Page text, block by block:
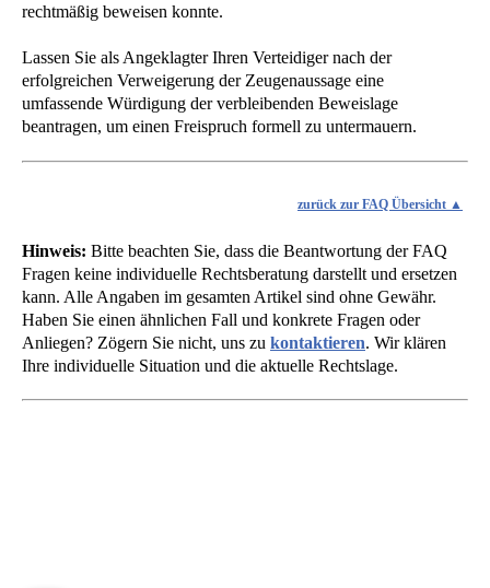
rechtmäßig beweisen konnte.
Lassen Sie als Angeklagter Ihren Verteidiger nach der
erfolgreichen Verweigerung der Zeugenaussage eine
umfassende Würdigung der verbleibenden Beweislage
beantragen, um einen Freispruch formell zu untermauern.
zurück zur FAQ Übersicht
Hinweis: Bitte beachten Sie, dass die Beantwortung der FAQ
Fragen keine individuelle Rechtsberatung darstellt und ersetzen
kann. Alle Angaben im gesamten Artikel sind ohne Gewähr.
Haben Sie einen ähnlichen Fall und konkrete Fragen oder
Anliegen? Zögern Sie nicht, uns zu kontaktieren. Wir klären
Ihre individuelle Situation und die aktuelle Rechtslage.